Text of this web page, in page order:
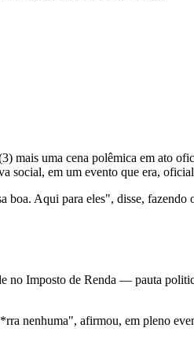
mais uma cena polêmica em ato
social, em um evento que era,
boa. Aqui para eles", disse,
no Imposto de Renda — pauta
nenhuma", afirmou, em pleno